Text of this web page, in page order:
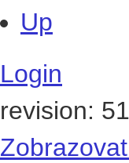
Up
Login
revision: